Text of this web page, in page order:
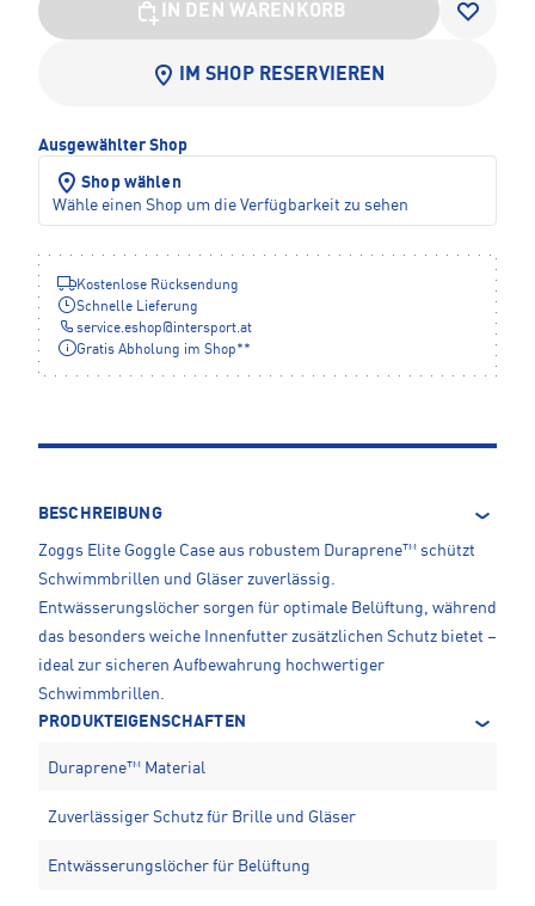
IN DEN WARENKORB
IM SHOP RESERVIEREN
Ausgewählter Shop
Shop wählen
Wähle einen Shop um die Verfügbarkeit zu sehen
Kostenlose Rücksendung
Schnelle Lieferung
service.eshop@intersport.at
Gratis Abholung im Shop**
BESCHREIBUNG
Zoggs Elite Goggle Case aus robustem Duraprene™ schützt
Schwimmbrillen und Gläser zuverlässig.
Entwässerungslöcher sorgen für optimale Belüftung, während
das besonders weiche Innenfutter zusätzlichen Schutz bietet –
ideal zur sicheren Aufbewahrung hochwertiger
Schwimmbrillen.
PRODUKTEIGENSCHAFTEN
Duraprene™ Material
Zuverlässiger Schutz für Brille und Gläser
Entwässerungslöcher für Belüftung